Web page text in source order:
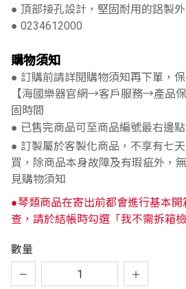
● 頂部接孔設計，堅固耐用的鋁製
● 0234612000
購物須知
● 訂購前請詳閱購物須知再下單，
【海國樂器官網→客戶服務→產品
固時間
● 已售完商品可至商品編號最右邊
● 訂製屬於客製化商品，不享有七
買，除商品本身故障及有瑕疵外，
見購物須知
●琴類商品在寄出前都會進行基本
查，請於結帳時勾選「我不需拆箱檢
數量